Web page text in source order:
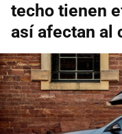
techo tienen
así afectan al